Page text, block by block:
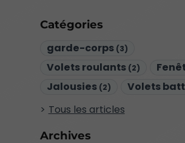
Catégories
garde-corps (3)
Volets roulants (2)
Jalousies (2) Volets
Tous les articles
Archives